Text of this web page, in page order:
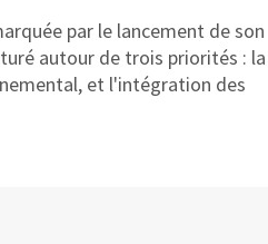
par le lancement de son
autour de trois priorités : la
et l'intégration des